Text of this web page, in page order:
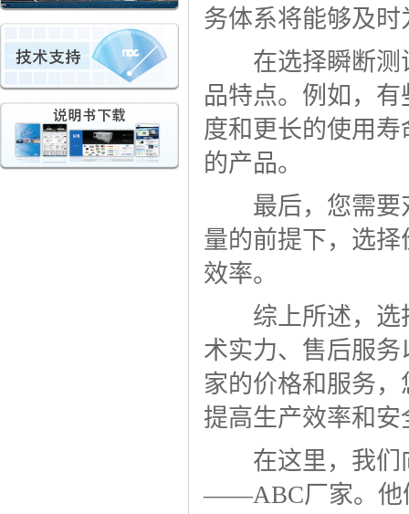
务体系将能够及
在选择瞬断测试
品特点。例如，
度和更长的使用
的产品。
最后，您需要对
量的前提下，选
效率。
综上所述，选择
术实力、售后服
家的价格和服务
提高生产效率和安
在这里，我们
——ABC厂家。他